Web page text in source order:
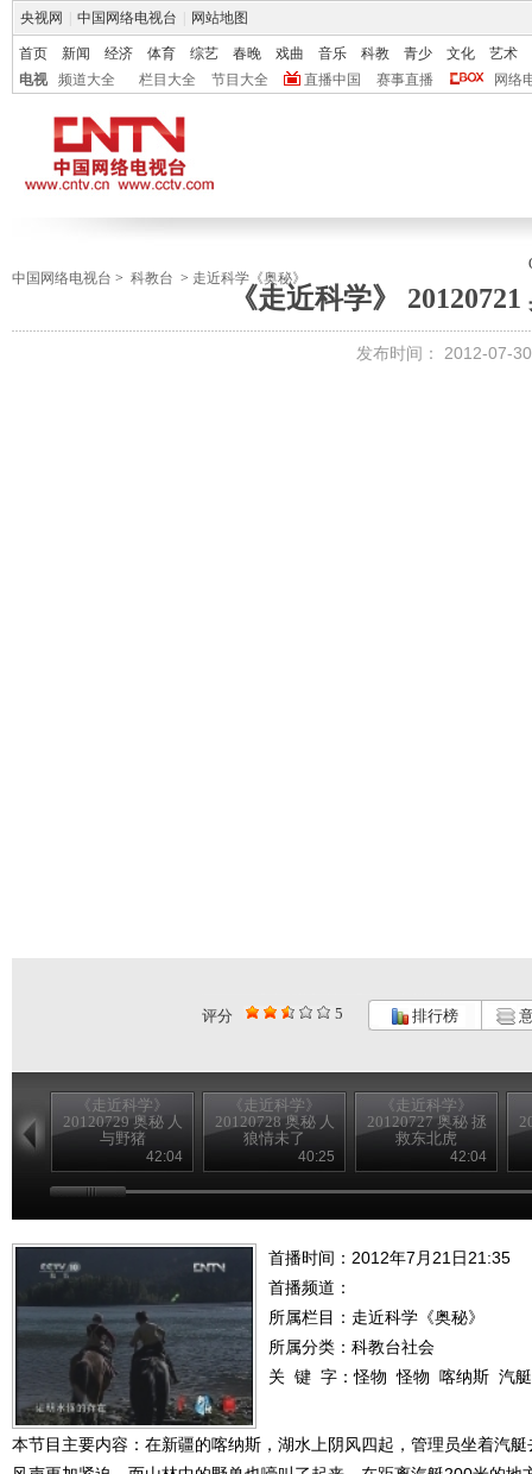
央视网 中国网络电视台 网站地图
首页 新闻 经济 体育 综艺 春晚 戏曲 音乐 科教 青少 文化
艺术
电视
频道大全 栏目大全 节目大全 直播中国 赛事直播 网络
中国网络电视台 > 科教台 > 走近科学《奥秘》
《走近科学》
发布时间： 2012-07-
评分 5 排行榜
《走近科学》
20120729 奥秘 人
与野猪
42:04
《走近科学》
20120728 奥秘 人
狼情未了
40:25
《走近科学》
20120727 奥秘 拯
救东北虎
42:04
首播时间：2012年7月21日21:35
首播频道：
所属栏目： 走近科学《奥秘》
所属分类：科教台社会
关 键 字：怪物 怪物 喀纳斯 汽艇
本节目主要内容：在新疆的喀纳斯，湖水上阴风四起，管理员坐着汽